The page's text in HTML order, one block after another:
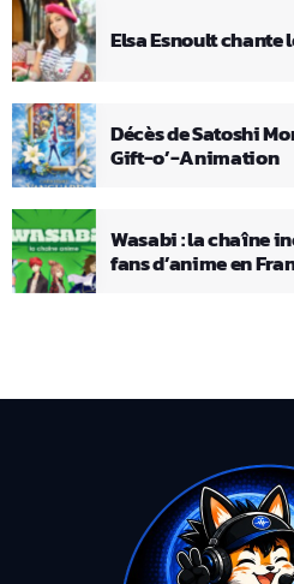
Elsa Esnoult chante
Décès de Satoshi
Gift-o’-Animation
Wasabi : la chaîne
fans d’anime en